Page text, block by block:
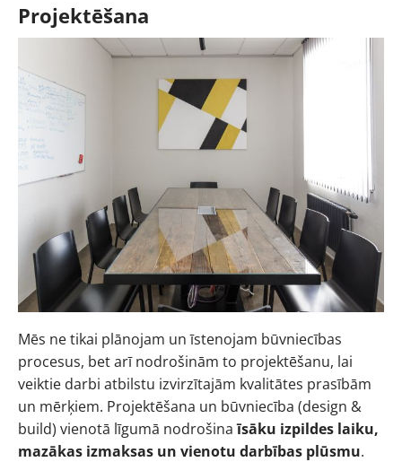
Projektēšana
Mēs ne tikai plānojam un īstenojam būvniecības
procesus, bet arī nodrošinām to projektēšanu, lai
veiktie darbi atbilstu izvirzītajām kvalitātes prasībām
un mērķiem. Projektēšana un būvniecība (design &
build) vienotā līgumā nodrošinaīsāku izpildes laiku,
mazākas izmaksas un vienotu darbības plūsmu.